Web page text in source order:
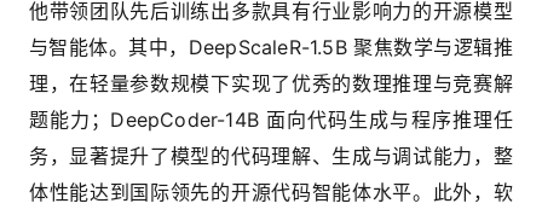
他带领团队先后训练出多款具有行业影响力的开源模型
与智能体。其中，DeepScaleR-1.5B 聚焦数学与逻辑推
理，在轻量参数规模下实现了优秀的数理推理与竞赛解
题能力；DeepCoder-14B 面向代码生成与程序推理任
务，显著提升了模型的代码理解、生成与调试能力，整
体性能达到国际领先的开源代码智能体水平。此外，软